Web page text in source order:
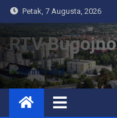
Petak, 7 Augusta, 2026
RTV Bugojno